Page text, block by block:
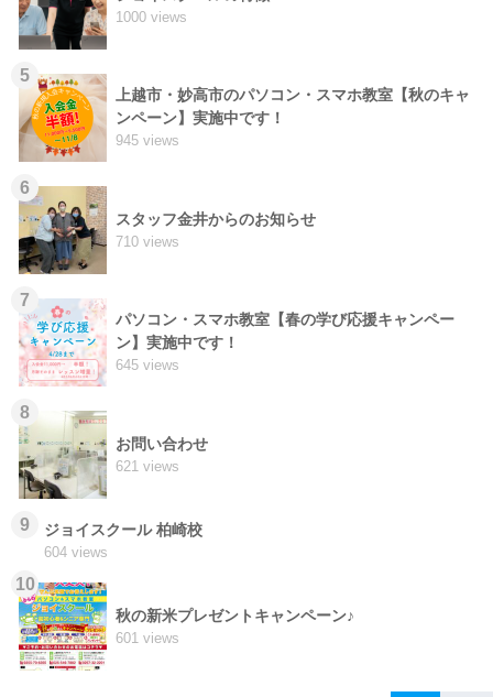
1000 views
5
上越市・妙高市のパソコン・スマホ教室【秋のキャ
ンペーン】実施中です！
945 views
6
スタッフ金井からのお知らせ
710 views
7
パソコン・スマホ教室【春の学び応援キャンペー
ン】実施中です！
645 views
8
お問い合わせ
621 views
9 ジョイスクール 柏崎校
604 views
10
秋の新米プレゼントキャンペーン♪
601 views